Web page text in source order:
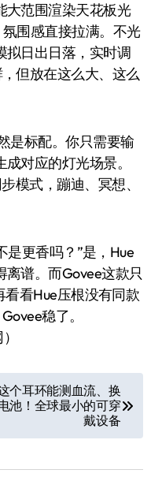
大范围渲染天花板光
围感直接拉满。不光
拟日出日落，实时调
但放在这么大、这么
是标配。你只需要输
对应的灯光场景。
模式，蹦迪、冥想、
是更香吗？”是，Hue
谱。而Govee这款只
看Hue压根没有同款
稳了。
个耳环能测血流、换
池！全球最小的可穿
戴设备